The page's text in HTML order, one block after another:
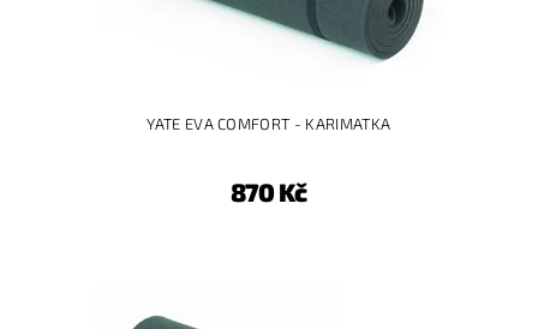
YATE EVA COMFORT - KARIMATKA
870 Kč